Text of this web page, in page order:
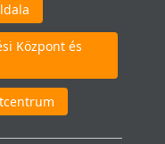
Központ és